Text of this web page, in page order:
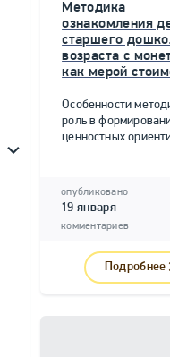
Методика
ознакомления
старшего
возраста с
как мерой
Особенности
роль в
ценностных
опубликовано
19 января
комментариев
Подробнее